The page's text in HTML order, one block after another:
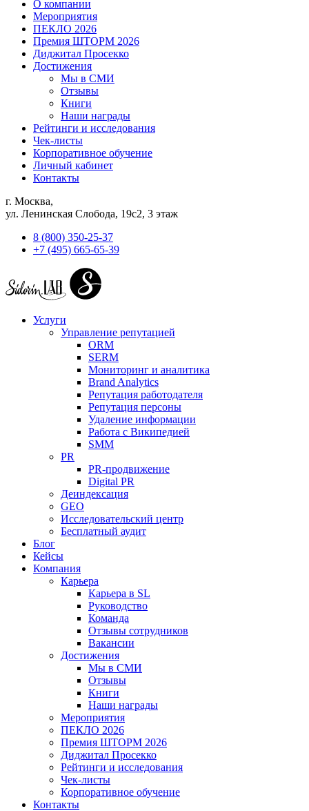
О компании
Мероприятия
ПЕКЛО 2026
Премия ШТОРМ 2026
Диджитал Просекко
Достижения
Мы в СМИ
Отзывы
Книги
Наши награды
Рейтинги и исследования
Чек-листы
Корпоративное обучение
Личный кабинет
Контакты
г. Москва,
ул. Ленинская Слобода, 19с2, 3 этаж
8 (800) 350-25-37
+7 (495) 665-65-39
Услуги
Управление репутацией
ORM
SERM
Мониторинг и аналитика
Brand Analytics
Репутация работодателя
Репутация персоны
Удаление информации
Работа с Википедией
SMM
PR
PR-продвижение
Digital PR
Деиндексация
GEO
Исследовательский центр
Бесплатный аудит
Блог
Кейсы
Компания
Карьера
Карьера в SL
Руководство
Команда
Отзывы сотрудников
Вакансии
Достижения
Мы в СМИ
Отзывы
Книги
Наши награды
Мероприятия
ПЕКЛО 2026
Премия ШТОРМ 2026
Диджитал Просекко
Рейтинги и исследования
Чек-листы
Корпоративное обучение
Контакты